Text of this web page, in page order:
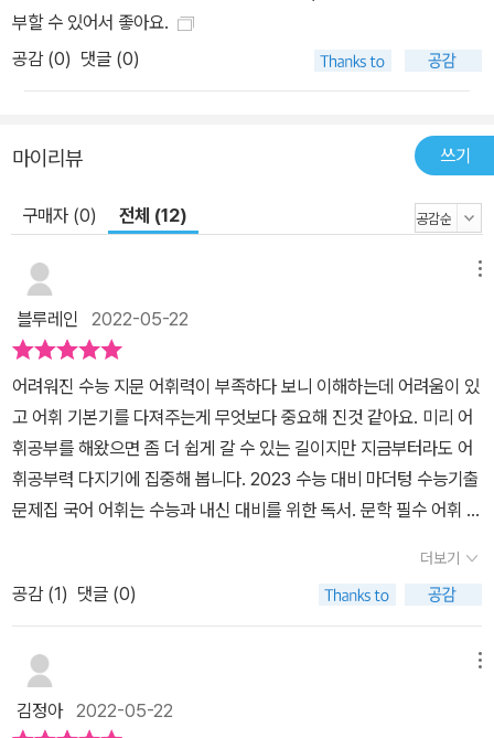
부할 수 있어서 좋아요.
공감 (0) 댓글 (0)
마이리뷰 쓰기
구매자 (0) 전체 (12)
블루레인 2022-05-22
어려워진 수능 지문 어휘력이 부족하다 보니 이해하는데 어려움이 있
고 어휘 기본기를 다져주는게 무엇보다 중요해 진것 같아요. 미리 어
휘공부를 해왔으면 좀 더 쉽게 갈 수 있는 길이지만 지금부터라도 어
휘공부력 다지기에 집중해 봅니다. 2023 수능 대비 마더텅 수능기출
문제집 국어 어휘는 수능과 내신 대비를 위한 독서. 문학 필수 어휘 총
확인을 위한 기출문제까지 체계적으로 학습해 나갈 수 있고 특별부록
으로 만나볼 수 있는 실생활에 혼동하기 쉬운 단어와, 관용 표현도 수
록되어있어요.4주 28일 완성할 수 있는 학습계획표도 있어 끝까지
완주할 수있도록 잘 활용해 보면 좋을것 같아요. 학습하다보면 밀리
는 경우도 있는데 스스로 학습현황을 체크해 보면서 효율적인 학습을
할 수 있도록 도와주네요.독서 인문 어휘들을 살펴볼 수 있는데 역설
더보기
공감 (1) 댓글 (0)
김정아2022-05-22